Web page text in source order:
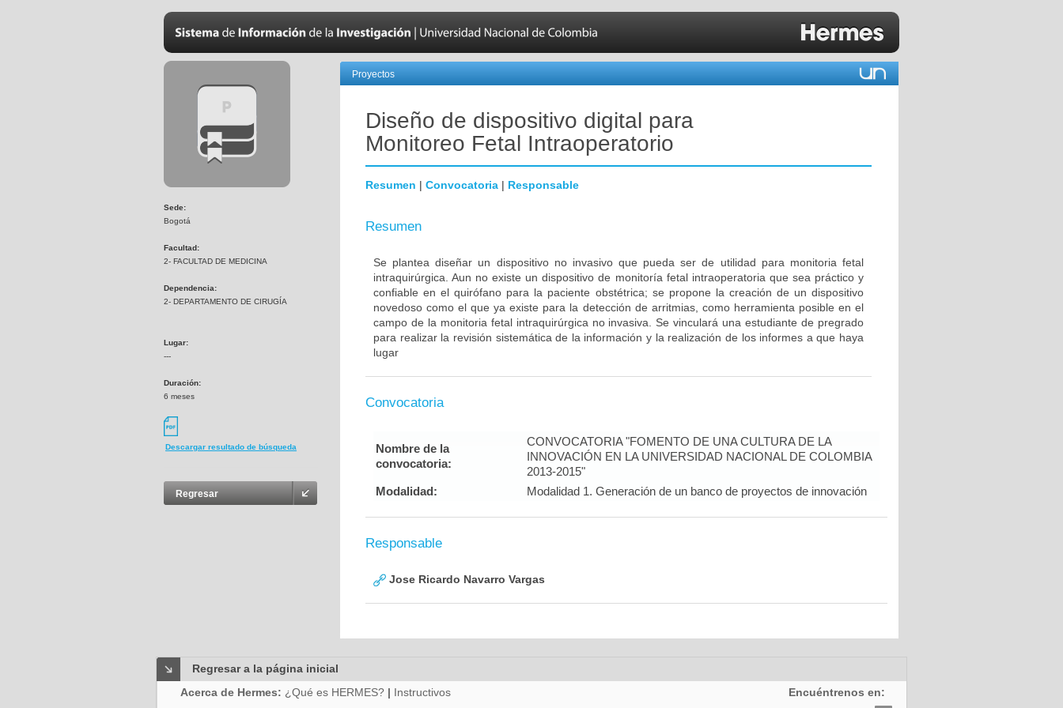
Sede:
Bogotá
Facultad:
2- FACULTAD DE MEDICINA
Dependencia:
2- DEPARTAMENTO DE CIRUGÍA
Lugar:
---
Duración:
6 meses
Descargar resultado de búsqueda
Regresar
Proyectos
Diseño de dispositivo digital para
Monitoreo Fetal Intraoperatorio
Resumen | Convocatoria | Responsable
Resumen
Se plantea diseñar un dispositivo no invasivo que pueda ser de utilidad para monitoria fetal
intraquirúrgica. Aun no existe un dispositivo de monitoría fetal intraoperatoria que sea práctico y
confiable en el quirófano para la paciente obstétrica; se propone la creación de un dispositivo
novedoso como el que ya existe para la detección de arritmias, como herramienta posible en el
campo de la monitoria fetal intraquirúrgica no invasiva. Se vinculará una estudiante de pregrado
para realizar la revisión sistemática de la información y la realización de los informes a que haya
lugar
Convocatoria
Nombre de la
convocatoria:
CONVOCATORIA "FOMENTO DE UNA CULTURA DE LA
INNOVACIÓN EN LA UNIVERSIDAD NACIONAL DE COLOMBIA
2013-2015"
Modalidad:
Modalidad 1. Generación de un banco de proyectos de innovación
Responsable
Jose Ricardo Navarro Vargas
Regresar a la página inicial
Acerca de Hermes: ¿Qué es HERMES? | Instructivos Encuéntrenos en: